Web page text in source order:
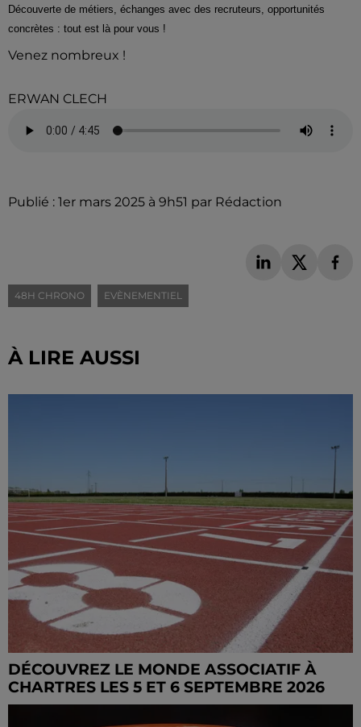
Découverte de métiers, échanges avec des recruteurs, opportunités
concrètes : tout est là pour vous !
Venez nombreux !
ERWAN CLECH
Publié : 1er mars 2025 à 9h51 par Rédaction
48H CHRONO EVÈNEMENTIEL
À LIRE AUSSI
DÉCOUVREZ LE MONDE ASSOCIATIF À
CHARTRES LES 5 ET 6 SEPTEMBRE 2026